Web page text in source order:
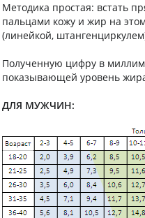
Методика простая: встать
пальцами кожу и жир на
(линейкой,
Полученную цифру в
показывающей уровень
ДЛЯ МУЖЧИН: